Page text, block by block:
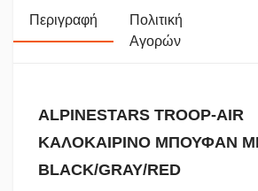
Περιγραφή
Πολιτική
Αγορών
ALPINESTARS TROOP-AIR
ΚΑΛΟΚΑΙΡΙΝΟ ΜΠΟΥΦΑΝ
BLACK/GRAY/RED